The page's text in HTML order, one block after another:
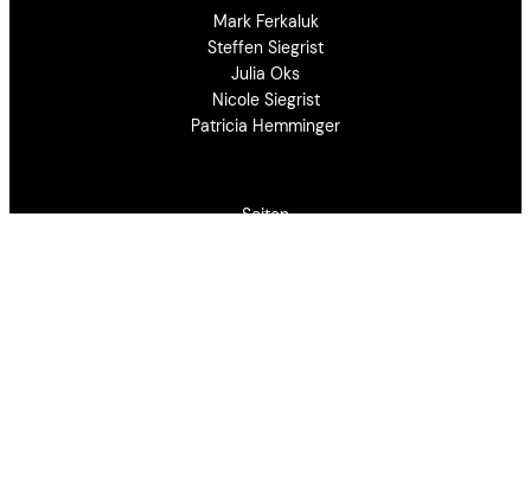
Mark Ferkaluk
Steffen Siegrist
Julia Oks
Nicole Siegrist
Patricia Hemminger
Seiten